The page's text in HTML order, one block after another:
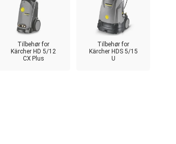
Tilbehør for
Kärcher HD 5/12
CX Plus
Tilbehør for
Kärcher HDS 5/15
U